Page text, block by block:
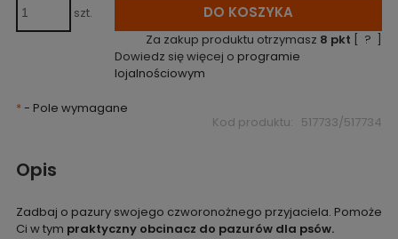
szt. DO KOSZYKA
Za zakup produktu otrzymasz 8 pkt ?
Dowiedz się więcej o programie
lojalnościowym
*- Pole wymagane
Kod produktu: 517733/517734
Opis
Zadbaj o pazury swojego czworonożnego przyjaciela. Pomoże
Ci w tym praktyczny obcinacz do pazurów dla psów.